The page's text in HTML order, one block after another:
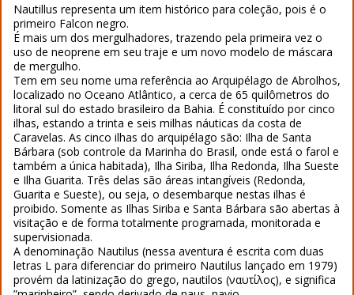
Nautillus representa um item histórico para coleção, pois é o
primeiro Falcon negro.
É mais um dos mergulhadores, trazendo pela primeira vez o
uso de neoprene em seu traje e um novo modelo de máscara
de mergulho.
Tem em seu nome uma referência ao Arquipélago de Abrolhos,
localizado no Oceano Atlântico, a cerca de 65 quilômetros do
litoral sul do estado brasileiro da Bahia. É constituído por cinco
ilhas, estando a trinta e seis milhas náuticas da costa de
Caravelas. As cinco ilhas do arquipélago são: Ilha de Santa
Bárbara (sob controle da Marinha do Brasil, onde está o farol e
também a única habitada), Ilha Siriba, Ilha Redonda, Ilha Sueste
e Ilha Guarita. Três delas são áreas intangíveis (Redonda,
Guarita e Sueste), ou seja, o desembarque nestas ilhas é
proibido. Somente as Ilhas Siriba e Santa Bárbara são abertas à
visitação e de forma totalmente programada, monitorada e
supervisionada.
A denominação Nautilus (nessa aventura é escrita com duas
letras L para diferenciar do primeiro Nautilus lançado em 1979)
provém da latinização do grego, nautilos (ναυτίλος), e significa